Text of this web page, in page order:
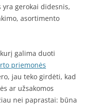
gerokai didesnis,
asortimento
galima duoti
priemonės
jau teko girdėti, kad
ar užsakomos
nei paprastai: būna